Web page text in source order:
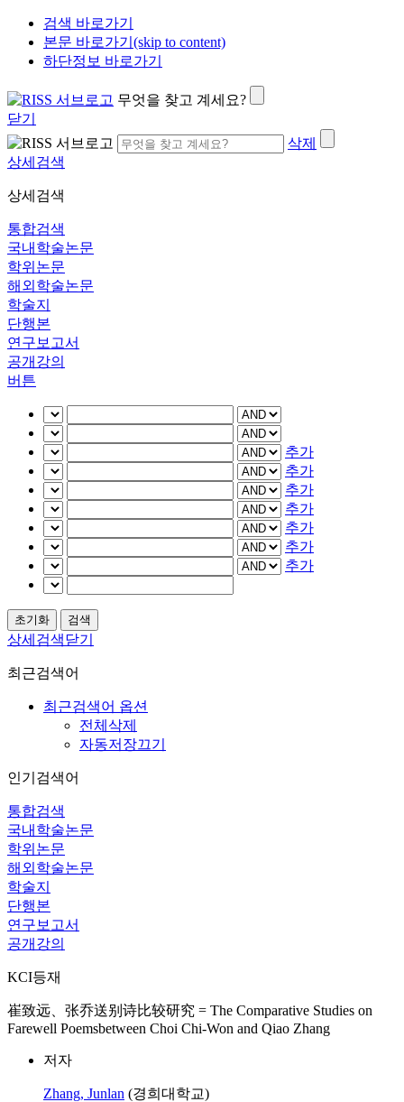
검색 바로가기
본문 바로가기(skip to content)
하단정보 바로가기
무엇을 찾고 계세요?
닫기
삭제
상세검색
상세검색
통합검색
국내학술논문
학위논문
해외학술논문
학술지
단행본
연구보고서
공개강의
버튼
추가
추가
추가
추가
추가
추가
추가
상세검색닫기
최근검색어
최근검색어 옵션
전체삭제
자동저장끄기
인기검색어
통합검색
국내학술논문
학위논문
해외학술논문
학술지
단행본
연구보고서
공개강의
KCI등재
崔致远、张乔送别诗比较研究 = The Comparative Studies on
Farewell Poemsbetween Choi Chi-Won and Qiao Zhang
저자
Zhang, Junlan (경희대학교)